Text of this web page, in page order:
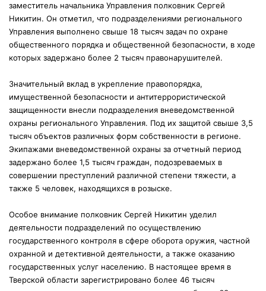
заместитель начальника Управления полковник Сергей
Никитин. Он отметил, что подразделениями регионального
Управления выполнено свыше 18 тысяч задач по охране
общественного порядка и общественной безопасности, в ходе
которых задержано более 2 тысяч правонарушителей.
Значительный вклад в укрепление правопорядка,
имущественной безопасности и антитеррористической
защищенности внесли подразделения вневедомственной
охраны регионального Управления. Под их защитой свыше 3,5
тысяч объектов различных форм собственности в регионе.
Экипажами вневедомственной охраны за отчетный период
задержано более 1,5 тысяч граждан, подозреваемых в
совершении преступлений различной степени тяжести, а
также 5 человек, находящихся в розыске.
Особое внимание полковник Сергей Никитин уделил
деятельности подразделений по осуществлению
государственного контроля в сфере оборота оружия, частной
охранной и детективной деятельности, а также оказанию
государственных услуг населению. В настоящее время в
Тверской области зарегистрировано более 46 тысяч